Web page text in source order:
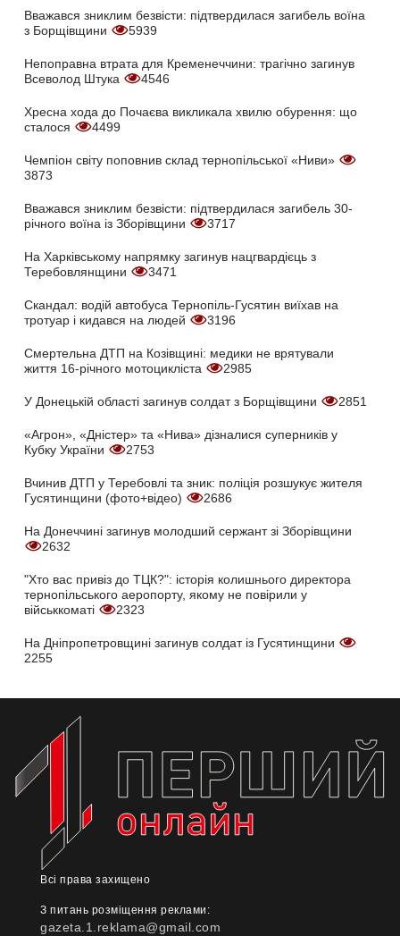
Вважався зниклим безвісти: підтвердилася загибель воїна
з Борщівщини
5939
Непоправна втрата для Кременеччини: трагічно загинув
Всеволод Штука
4546
Хресна хода до Почаєва викликала хвилю обурення: що
сталося
4499
Чемпіон світу поповнив склад тернопільської «Ниви»
3873
Вважався зниклим безвісти: підтвердилася загибель 30-
річного воїна із Зборівщини
3717
На Харківському напрямку загинув нацгвардієць з
Теребовлянщини
3471
Скандал: водій автобуса Тернопіль-Гусятин виїхав на
тротуар і кидався на людей
3196
Смертельна ДТП на Козівщині: медики не врятували
життя 16-річного мотоцикліста
2985
У Донецькій області загинув солдат з Борщівщини 2851
«Агрон», «Дністер» та «Нива» дізналися суперників у
Кубку України
2753
Вчинив ДТП у Теребовлі та зник: поліція розшукує жителя
Гусятинщини (фото+відео)
2686
На Донеччині загинув молодший сержант зі Зборівщини
2632
"Хто вас привіз до ТЦК?": історія колишнього директора
тернопільського аеропорту, якому не повірили у
військкоматі
2323
На Дніпропетровщині загинув солдат із Гусятинщини
2255
Всі права захищено
З питань розміщення реклами:
gazeta.1.reklama@gmail.com